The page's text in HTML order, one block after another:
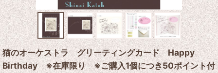
猫のオーケストラ グリーティングカード Happy
Birthday ※在庫限り ※ご購入1個につき50ポイント付